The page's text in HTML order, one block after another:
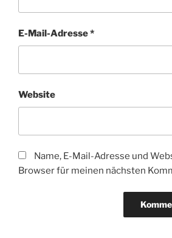
E-Mail-Adresse*
Website
Name, E-Mail-Adresse und
Browser für meinen nächsten